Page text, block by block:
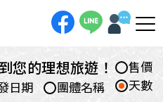
您的理想旅遊！
售價
天數
團體名稱
日期